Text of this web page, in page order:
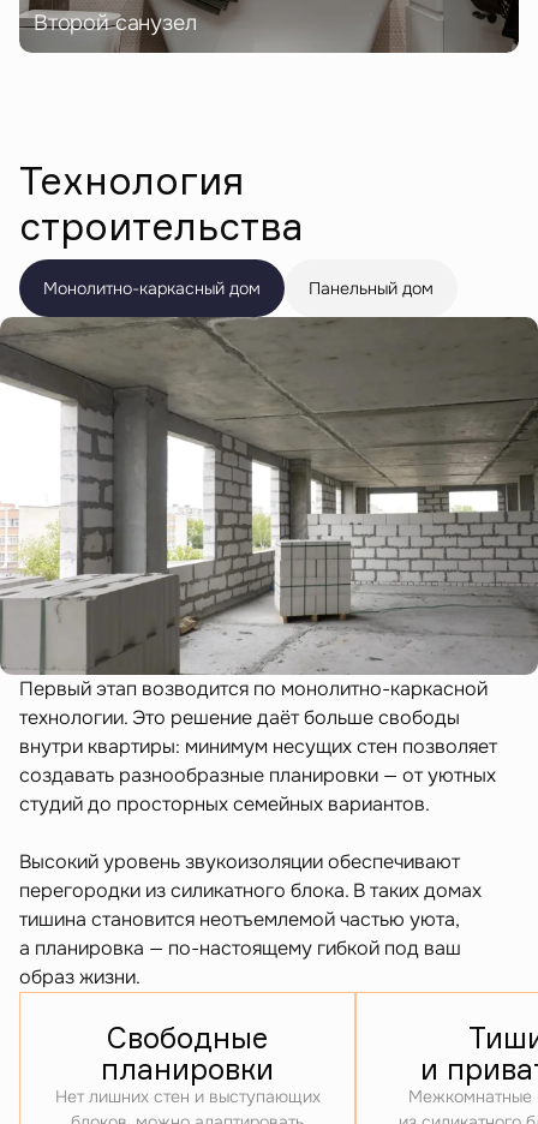
Второй санузел
Технология
строительства
Монолитно-каркасный дом Панельный дом
Первый этап возводится по монолитно-каркасной
технологии. Это решение даёт больше свободы
внутри квартиры: минимум несущих стен позволяет
создавать разнообразные планировки — от уютных
студий до просторных семейных вариантов.
Высокий уровень звукоизоляции обеспечивают
перегородки из силикатного блока. В таких домах
тишина становится неотъемлемой частью уюта,
а планировка — по-настоящему гибкой под ваш
образ жизни.
Свободные
планировки
Нет лишних стен и выступающих
и
Межкомнатные